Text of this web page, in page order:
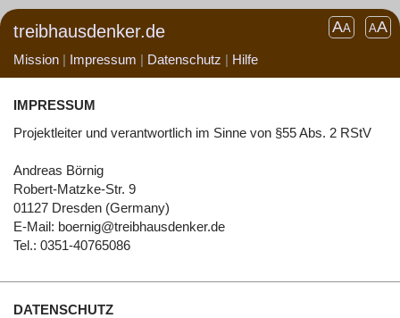
treibhausdenker.de AA AA
Mission | Impressum | Datenschutz | Hilfe
IMPRESSUM
Projektleiter und verantwortlich im Sinne von §55 Abs. 2 RStV
Andreas Börnig
Robert-Matzke-Str. 9
01127 Dresden (Germany)
E-Mail: boernig@treibhausdenker.de
Tel.: 0351-40765086
DATENSCHUTZ